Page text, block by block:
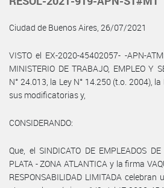
Ciudad de Buenos Aires, 26/07/2021
VISTO el EX-2020-45402057- -APN-
MINISTERIO DE TRABAJO, EMPLEO Y
N° 24.013, la Ley N° 14.250 (t.o. 2004),
sus modificatorias y,
CONSIDERANDO:
Que, el SINDICATO DE EMPLEADOS
PLATA - ZONA ATLANTICA y la firma
RESPONSABILIDAD LIMITADA